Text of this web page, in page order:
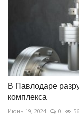
В Павлодаре
комплекса
Июнь 19, 2024 0